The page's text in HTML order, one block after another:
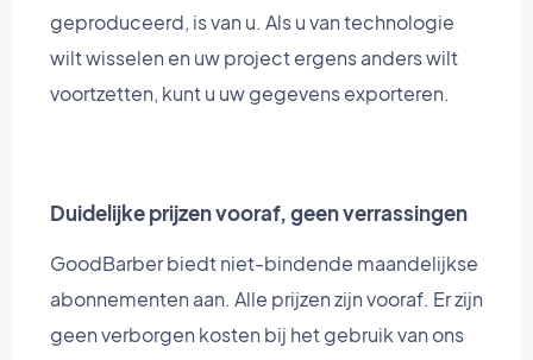
geproduceerd, is van u. Als u van technologie
wilt wisselen en uw project ergens anders wilt
voortzetten, kunt u uw gegevens exporteren.
Duidelijke prijzen vooraf, geen verrassingen
GoodBarber biedt niet-bindende maandelijkse
abonnementen aan. Alle prijzen zijn vooraf. Er zijn
geen verborgen kosten bij het gebruik van ons